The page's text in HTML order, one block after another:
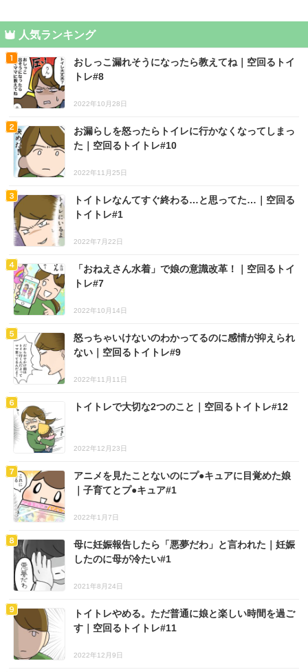
人気ランキング
おしっこ漏れそうになったら教えてね｜空回るトイ
トレ#8
2022年10月28日
お漏らしを怒ったらトイレに行かなくなってしまっ
た｜空回るトイトレ#10
2022年11月25日
トイトレなんてすぐ終わる…と思ってた…｜空回る
トイトレ#1
2022年7月22日
「おねえさん水着」で娘の意識改革！｜空回るトイ
トレ#7
2022年10月14日
怒っちゃいけないのわかってるのに感情が抑えられ
ない｜空回るトイトレ#9
2022年11月11日
トイトレで大切な2つのこと｜空回るトイトレ#12
2022年12月23日
アニメを見たことないのにプ●キュアに目覚めた娘
｜子育てとプ●キュア#1
2022年1月7日
母に妊娠報告したら「悪夢だわ」と言われた｜妊娠
したのに母が冷たい#1
2021年8月24日
トイトレやめる。ただ普通に娘と楽しい時間を過ご
す｜空回るトイトレ#11
2022年12月9日